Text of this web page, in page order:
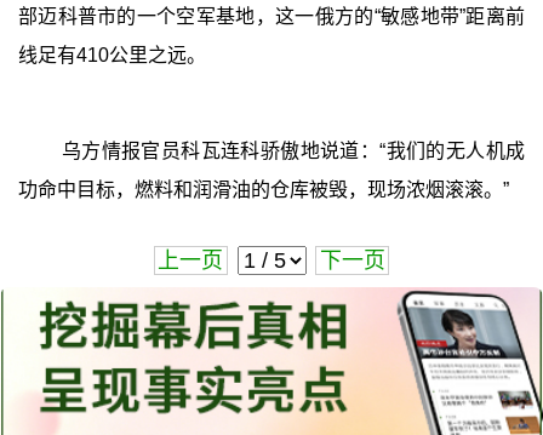
部迈科普市的一个空军基地，这一俄方的“敏感地带”距离前
线足有410公里之远。
乌方情报官员科瓦连科骄傲地说道：“我们的无人机成
功命中目标，燃料和润滑油的仓库被毁，现场浓烟滚滚。”
上一页 下一页